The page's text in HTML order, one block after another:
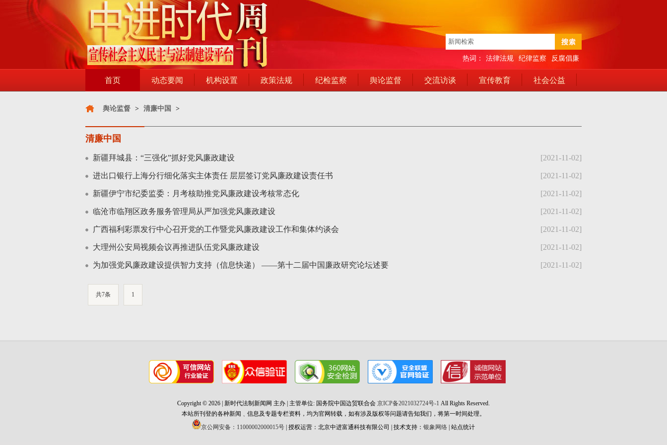
热词： 法律法规 纪律监察 反腐倡廉
首页 动态要闻 机构设置 政策法规 纪检监察 舆论监督 交流访谈 宣传教育 社会公益
舆论监督 > 清廉中国 >
清廉中国
新疆拜城县：“三强化”抓好党风廉政建设 [2021-11-02]
进出口银行上海分行细化落实主体责任 层层签订党风廉政建设责任书 [2021-11-02]
新疆伊宁市纪委监委：月考核助推党风廉政建设考核常态化 [2021-11-02]
临沧市临翔区政务服务管理局从严加强党风廉政建设 [2021-11-02]
广西福利彩票发行中心召开党的工作暨党风廉政建设工作和集体约谈会 [2021-11-02]
大理州公安局视频会议再推进队伍党风廉政建设 [2021-11-02]
为加强党风廉政建设提供智力支持（信息快递） ——第十二届中国廉政研究论坛述要 [2021-11-02]
共7条 1
Copyright © 2026 | 新时代法制新闻网 主办 | 主管单位: 国务院中国边贸联合会 京ICP备2021032724号-1 All Rights Reserved.
本站所刊登的各种新闻﹑信息及专题专栏资料，均为官网转载，如有涉及版权等问题请告知我们，将第一时间处理。
京公网安备：11000002000015号 | 授权运营：北京中进富通科技有限公司 | 技术支持： 银象网络 | 站点统计